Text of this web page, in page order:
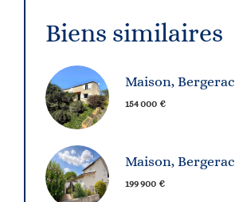
Biens similaires
Maison, Bergerac
154 000 €
Maison, Bergerac
199 900 €